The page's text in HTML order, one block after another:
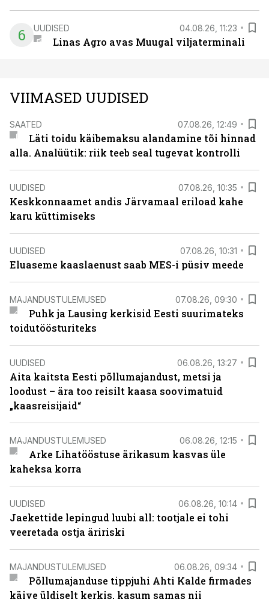
6 UUDISED 04.08.26, 11:23
Linas Agro avas Muugal viljaterminali
VIIMASED UUDISED
SAATED 07.08.26, 12:49
Läti toidu käibemaksu alandamine tõi hinnad
alla. Analüütik: riik teeb seal tugevat kontrolli
UUDISED 07.08.26, 10:35
Keskkonnaamet andis Järvamaal eriload kahe
karu küttimiseks
UUDISED 07.08.26, 10:31
Eluaseme kaaslaenust saab MES-i püsiv meede
MAJANDUSTULEMUSED 07.08.26, 09:30
Puhk ja Lausing kerkisid Eesti suurimateks
toidutöösturiteks
UUDISED 06.08.26, 13:27
Aita kaitsta Eesti põllumajandust, metsi ja
loodust – ära too reisilt kaasa soovimatuid
„kaasreisijaid“
MAJANDUSTULEMUSED 06.08.26, 12:15
Arke Lihatööstuse ärikasum kasvas üle
kaheksa korra
UUDISED 06.08.26, 10:14
Jaekettide lepingud luubi all: tootjale ei tohi
veeretada ostja äririski
MAJANDUSTULEMUSED 06.08.26, 09:34
Põllumajanduse tippjuhi Ahti Kalde firmades
käive üldiselt kerkis, kasum samas nii